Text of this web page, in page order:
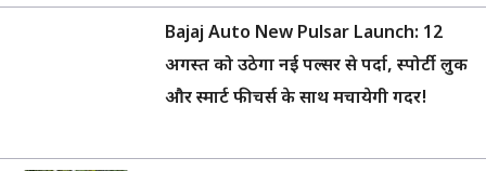
Bajaj Auto New Pulsar Launch: 12
अगस्त को उठेगा नई पल्सर से पर्दा, स्पोर्टी लुक
और स्मार्ट फीचर्स के साथ मचायेगी गदर!